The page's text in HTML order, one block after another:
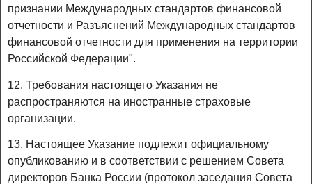
признании Международных стандартов финансовой
отчетности и Разъяснений Международных стандартов
финансовой отчетности для применения на территории
Российской Федерации".
12. Требования настоящего Указания не
распространяются на иностранные страховые
организации.
13. Настоящее Указание подлежит официальному
опубликованию и в соответствии с решением Совета
директоров Банка России (протокол заседания Совета